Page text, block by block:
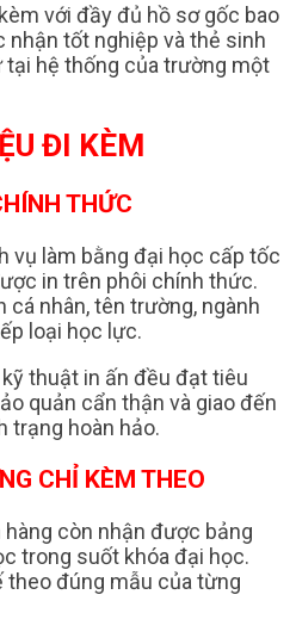
với đầy đủ hồ sơ gốc bao
nhận tốt nghiệp và thẻ sinh
hệ thống của trường một
ĐI KÈM
THỨC
vụ làm bằng đại học cấp tốc
in trên phôi chính thức.
nhân, tên trường, ngành
loại học lực.
thuật in ấn đều đạt tiêu
quản cẩn thận và giao đến
trạng hoàn hảo.
CHỈ KÈM THEO
còn nhận được bảng
trong suốt khóa đại học.
đúng mẫu của từng